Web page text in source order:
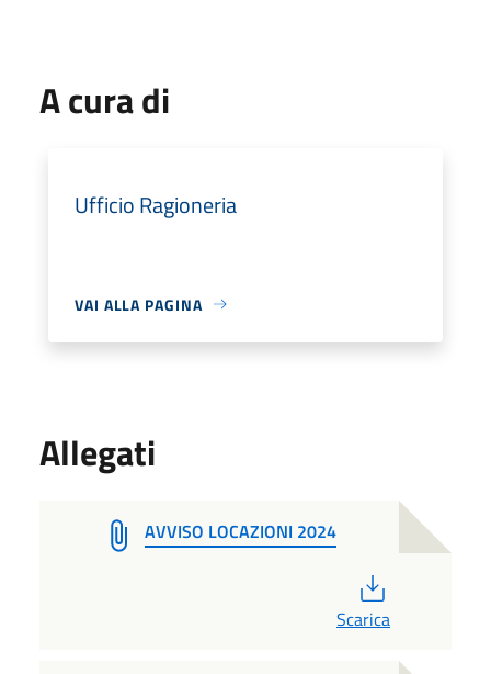
A cura di
Ufficio Ragioneria
VAI ALLA PAGINA
Allegati
AVVISO LOCAZIONI 2024
Scarica